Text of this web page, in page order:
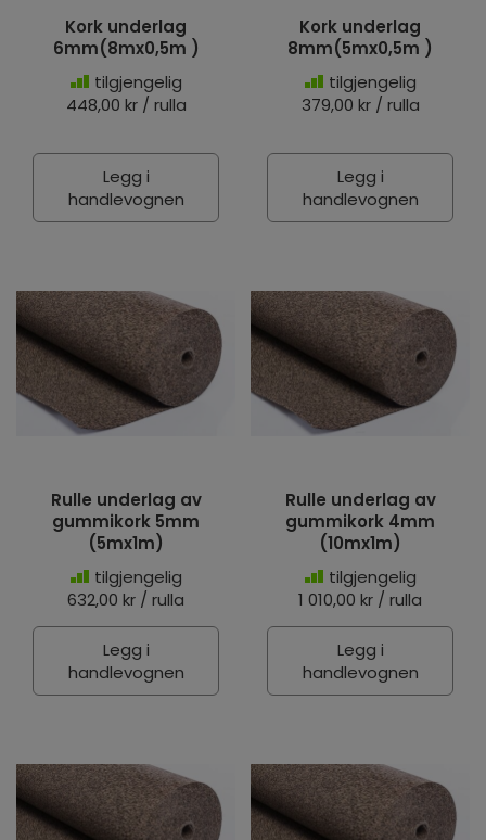
Kork underlag
6mm(8mx0,5m )
tilgjengelig
448,00 kr / rulla
Legg i
handlevognen
Kork underlag
8mm(5mx0,5m )
tilgjengelig
379,00 kr / rulla
Legg i
handlevognen
Rulle underlag av
gummikork 5mm
(5mx1m)
tilgjengelig
632,00 kr / rulla
Legg i
handlevognen
Rulle underlag av
gummikork 4mm
(10mx1m)
tilgjengelig
1 010,00 kr / rulla
Legg i
handlevognen